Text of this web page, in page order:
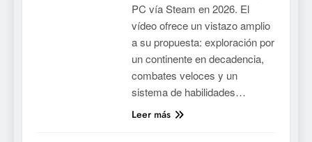
PC vía Steam en 2026. El
vídeo ofrece un vistazo amplio
a su propuesta: exploración por
un continente en decadencia,
combates veloces y un
sistema de habilidades…
Leer más